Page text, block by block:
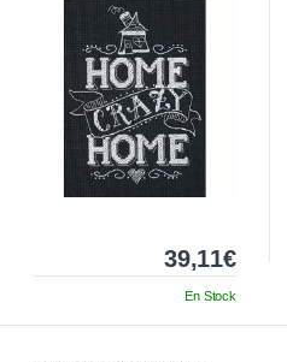
39,11€
En Stock